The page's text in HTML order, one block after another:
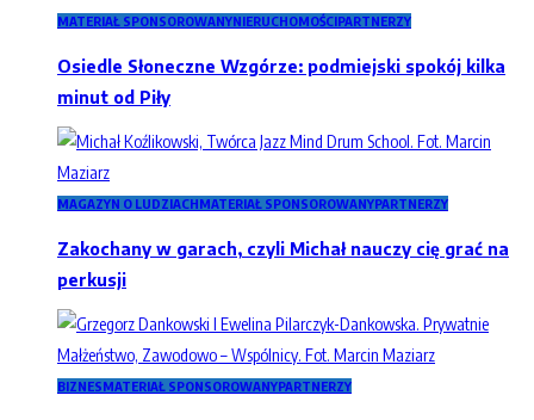
MATERIAŁ SPONSOROWANYNIERUCHOMOŚCIPARTNERZY
Osiedle Słoneczne Wzgórze: podmiejski spokój kilka
minut od Piły
MAGAZYN O LUDZIACHMATERIAŁ SPONSOROWANYPARTNERZY
Zakochany w garach, czyli Michał nauczy cię grać na
perkusji
BIZNESMATERIAŁ SPONSOROWANYPARTNERZY